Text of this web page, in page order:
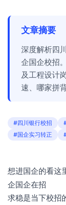
文章摘要
深度解析四
企国企校招
及工程设计
速、哪家拼
#四川银行校招
#国企实习转正
想进国企的看这
企国企在招
求稳是当下校招